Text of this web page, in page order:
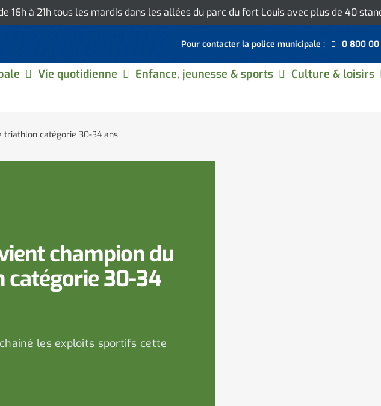
16h à 21h tous les mardis dans les allées du parc du fort Louis avec plus de 40
Pour contacter la police municipale : 0 800 00
Vie quotidienne Enfance, jeunesse & sports Culture & loisirs
triathlon catégorie 30-34 ans
champion du
catégorie 30-34
les exploits sportifs cette